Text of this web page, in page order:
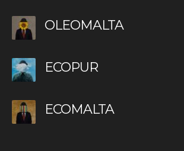
OLEOMALTA
ECOPUR
ECOMALTA